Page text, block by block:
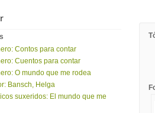
Contos para contar
Cuentos para contar
O mundo que me rodea
Bansch, Helga
suxeridos: El mundo que me